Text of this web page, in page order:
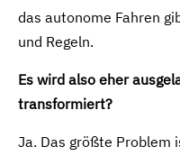
das autonome Fahren
und Regeln.
Es wird also eher
transformiert?
Ja. Das größte Problem